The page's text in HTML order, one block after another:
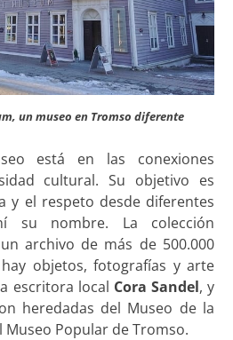
un museo en Tromso diferente
está en las conexiones
cultural. Su objetivo es
y el respeto desde diferentes
su nombre. La colección
archivo de más de 500.000
objetos, fotografías y arte
escritora local Cora Sandel, y
heredadas del Museo de la
Museo Popular de Tromso.